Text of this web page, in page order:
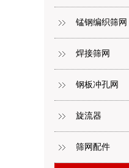
锰钢编织筛网
焊接筛网
钢板冲孔网
旋流器
筛网配件